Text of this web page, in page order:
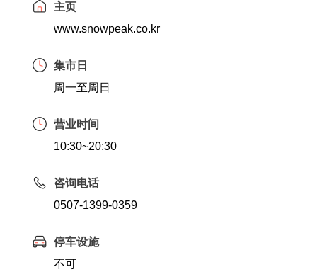
主页
www.snowpeak.co.kr
集市日
周一至周日
营业时间
10:30~20:30
咨询电话
0507-1399-0359
停车设施
不可